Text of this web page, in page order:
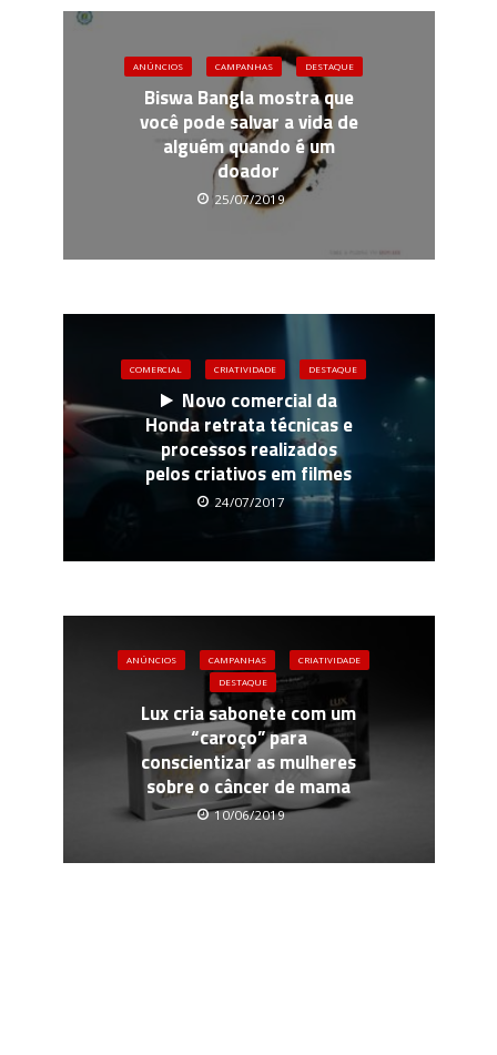
ANÚNCIOS CAMPANHAS DESTAQUE
Biswa Bangla mostra que
você pode salvar a vida de
alguém quando é um
doador
25/07/2019
COMERCIAL CRIATIVIDADE DESTAQUE
Novo comercial da
Honda retrata técnicas e
processos realizados
pelos criativos em filmes
24/07/2017
ANÚNCIOS CAMPANHAS
CRIATIVIDADE
DESTAQUE
Lux cria sabonete com um
“caroço” para
conscientizar as mulheres
sobre o câncer de mama
10/06/2019